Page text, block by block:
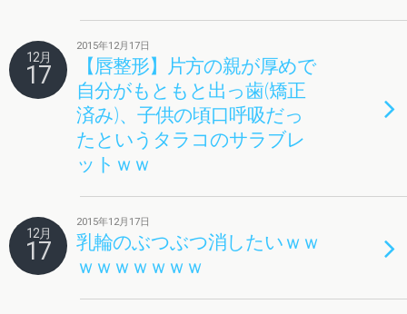
12月
17
2015年12月17日
【唇整形】片方の親が厚めで
自分がもともと出っ歯(矯正
済み)、子供の頃口呼吸だっ
たというタラコのサラブレ
ットｗｗ
12月
17
2015年12月17日
乳輪のぶつぶつ消したいｗｗ
ｗｗｗｗｗｗｗ